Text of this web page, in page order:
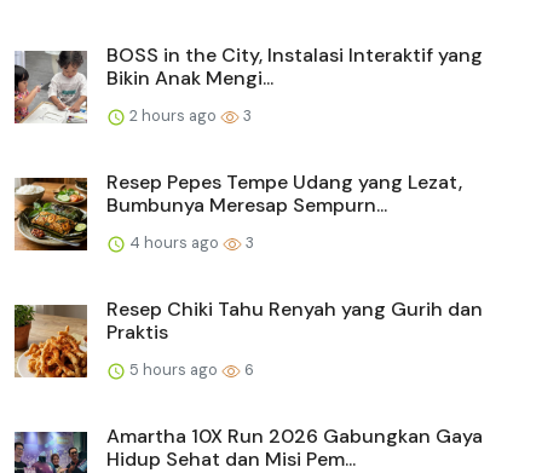
BOSS in the City, Instalasi Interaktif yang
Bikin Anak Mengi...
2 hours ago 3
Resep Pepes Tempe Udang yang Lezat,
Bumbunya Meresap Sempurn...
4 hours ago 3
Resep Chiki Tahu Renyah yang Gurih dan
Praktis
5 hours ago 6
Amartha 10X Run 2026 Gabungkan Gaya
Hidup Sehat dan Misi Pem...